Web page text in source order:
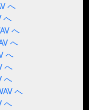
へ
へ
へ
へ
へ
へ
へ
へ
へ